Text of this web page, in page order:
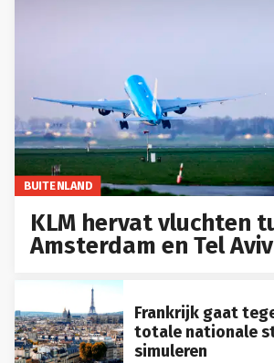
BUITENLAND
KLM hervat vluchten
Amsterdam en Tel Aviv
Frankrijk gaat
totale nationale
simuleren